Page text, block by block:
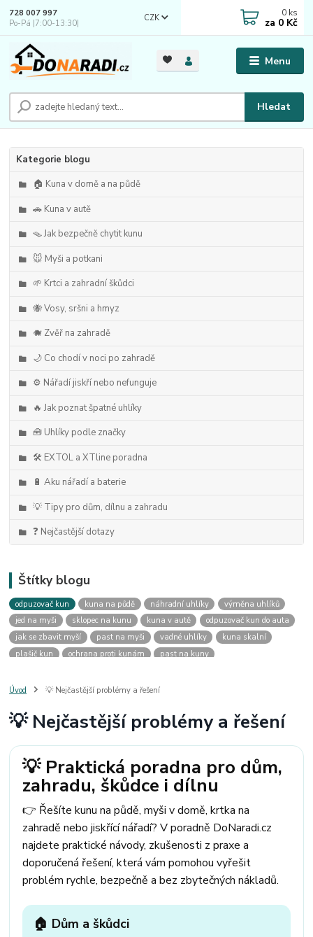
Menu
CZK
Hledat
728 007 997
Po-Pá |7:00-13:30|
0 ks
za 0 Kč
Kategorie blogu
🏠 Kuna v domě a na půdě
🚗 Kuna v autě
🪤 Jak bezpečně chytit kunu
🐭 Myši a potkani
🌱 Krtci a zahradní škůdci
🐝 Vosy, sršni a hmyz
🐗 Zvěř na zahradě
🌙 Co chodí v noci po zahradě
⚙️ Nářadí jiskří nebo nefunguje
🔥 Jak poznat špatné uhlíky
🧰 Uhlíky podle značky
🛠️ EXTOL a XTline poradna
🔋 Aku nářadí a baterie
💡 Tipy pro dům, dílnu a zahradu
❓ Nejčastější dotazy
Štítky blogu
odpuzovač kun kuna na půdě náhradní uhlíky
výměna uhlíků
jed na myši
sklopec na kunu kuna v autě
odpuzovač kun do auta
jak se zbavit myší
past na myši vadné uhlíky
kuna skalní
plašič kun
ochrana proti kunám
past na kuny
past na kunu
myši v domě odpuzovač myší
štěnice
štěnice v hotelu jak se zbavit kuny
kuna ve střeše
mravenci a mšice
uhlíky do nářadí
uhlíky do nařadí
uhlíky do vysavače
uhlíky do pračky uhlíky do
uhlíky parkside
uhlíky ferm uhlíky makita
uhlíkové kartáče
kde sehnat uhlíky
kde koupit uhlíky
Úvod 💡 Nejčastější problémy a řešení
💡 Nejčastější problémy a řešení
💡 Praktická poradna pro dům,
zahradu, škůdce i dílnu
👉 Řešíte kunu na půdě, myši v domě, krtka na
zahradě nebo jiskřící nářadí? V poradně DoNaradi.cz
najdete praktické návody, zkušenosti z praxe a
doporučená řešení, která vám pomohou vyřešit
problém rychle, bezpečně a bez zbytečných nákladů.
🏠 Dům a škůdci